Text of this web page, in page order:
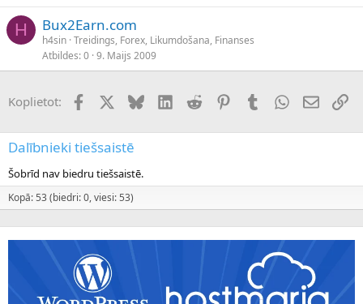
H Bux2Earn.com
h4sin Treidings, Forex, Likumdošana, Finanses
Atbildes 0 9. Maijs 2009
Koplietot: FacebookX (Twitter)
BlueskyLinkedInReddit PinterestTumblrWhatsApp
E-pasts
Dalībnieki tiešsaistē
Šobrīd nav biedru tiešsaistē.
Kopā: 53 (biedri: 0, viesi: 53)